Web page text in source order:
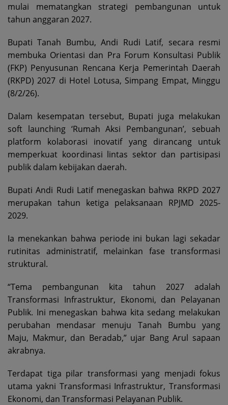
mulai mematangkan strategi pembangunan untuk
tahun anggaran 2027.
Bupati Tanah Bumbu, Andi Rudi Latif, secara resmi
membuka Orientasi dan Pra Forum Konsultasi Publik
(FKP) Penyusunan Rencana Kerja Pemerintah Daerah
(RKPD) 2027 di Hotel Lotusa, Simpang Empat, Minggu
(8/2/26).
Dalam kesempatan tersebut, Bupati juga melakukan
soft launching ‘Rumah Aksi Pembangunan’, sebuah
platform kolaborasi inovatif yang dirancang untuk
memperkuat koordinasi lintas sektor dan partisipasi
publik dalam kebijakan daerah.
Bupati Andi Rudi Latif menegaskan bahwa RKPD 2027
merupakan tahun ketiga pelaksanaan RPJMD 2025-
2029.
Ia menekankan bahwa periode ini bukan lagi sekadar
rutinitas administratif, melainkan fase transformasi
struktural.
“Tema pembangunan kita tahun 2027 adalah
Transformasi Infrastruktur, Ekonomi, dan Pelayanan
Publik. Ini menegaskan bahwa kita sedang melakukan
perubahan mendasar menuju Tanah Bumbu yang
Maju, Makmur, dan Beradab,” ujar Bang Arul sapaan
akrabnya.
Terdapat tiga pilar transformasi yang menjadi fokus
utama yakni Transformasi Infrastruktur, Transformasi
Ekonomi, dan Transformasi Pelayanan Publik.